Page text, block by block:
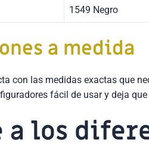
1549 Negro
a medida
con las medidas exactas que
fácil de usar y deja
a los